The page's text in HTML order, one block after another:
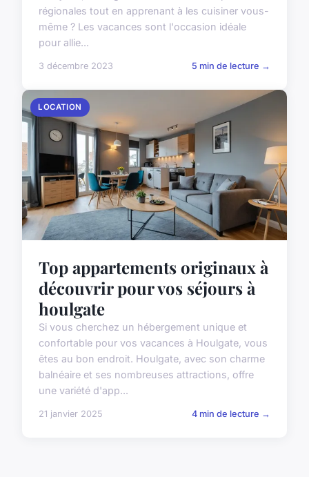
régionales tout en apprenant à les cuisiner vous-
même ? Les vacances sont l'occasion idéale
pour allie...
3 décembre 2023 5 min de lecture →
LOCATION
Top appartements originaux à
découvrir pour vos séjours à
houlgate
Si vous cherchez un hébergement unique et
confortable pour vos vacances à Houlgate, vous
êtes au bon endroit. Houlgate, avec son charme
balnéaire et ses nombreuses attractions, offre
une variété d'app...
21 janvier 2025 4 min de lecture →